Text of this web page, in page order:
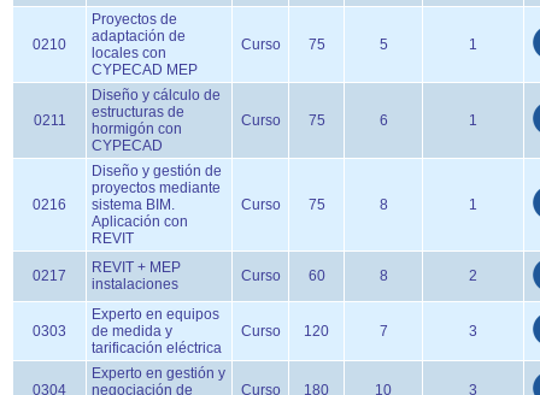
0210
Proyectos de
adaptación de
locales con
CYPECAD MEP
Curso 75 5 1
0211
Diseño y cálculo de
estructuras de
hormigón con
CYPECAD
Curso 75 6 1
0216
Diseño y gestión de
proyectos mediante
sistema BIM.
Aplicación con
REVIT
Curso 75 8 1
0217
REVIT + MEP
instalaciones
Curso 60 8 2
0303
Experto en equipos
de medida y
tarificación eléctrica
Curso 120 7 3
0304
Experto en gestión y
negociación de
Curso 180 10 3